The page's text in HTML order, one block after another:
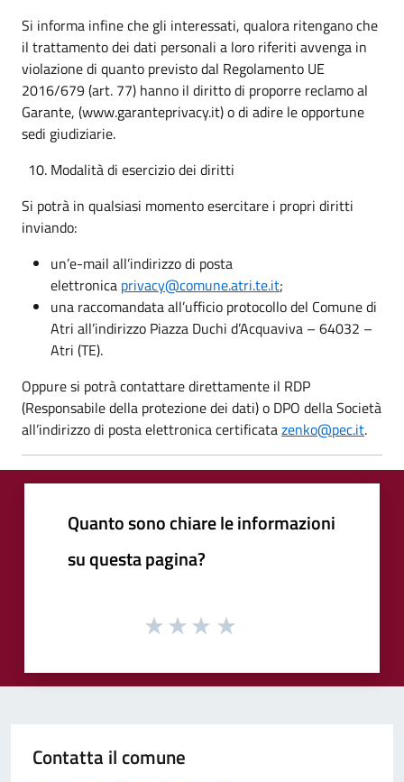
Si informa infine che gli interessati, qualora ritengano che
il trattamento dei dati personali a loro riferiti avvenga in
violazione di quanto previsto dal Regolamento UE
2016/679 (art. 77) hanno il diritto di proporre reclamo al
Garante, (www.garanteprivacy.it) o di adire le opportune
sedi giudiziarie.
Modalità di esercizio dei diritti
Si potrà in qualsiasi momento esercitare i propri diritti
inviando:
un’e-mail all’indirizzo di posta
elettronica privacy@comune.atri.te.it;
una raccomandata all’ufficio protocollo del Comune di
Atri all’indirizzo Piazza Duchi d’Acquaviva – 64032 –
Atri (TE).
Oppure si potrà contattare direttamente il RDP
(Responsabile della protezione dei dati) o DPO della Società
all’indirizzo di posta elettronica certificatazenko@pec.it.
Quanto sono chiare le informazioni
su questa pagina?
Contatta il comune